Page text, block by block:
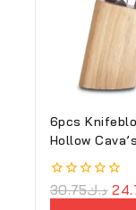
6pcs
Hollow Cava’s
0
out
د.ك30.75